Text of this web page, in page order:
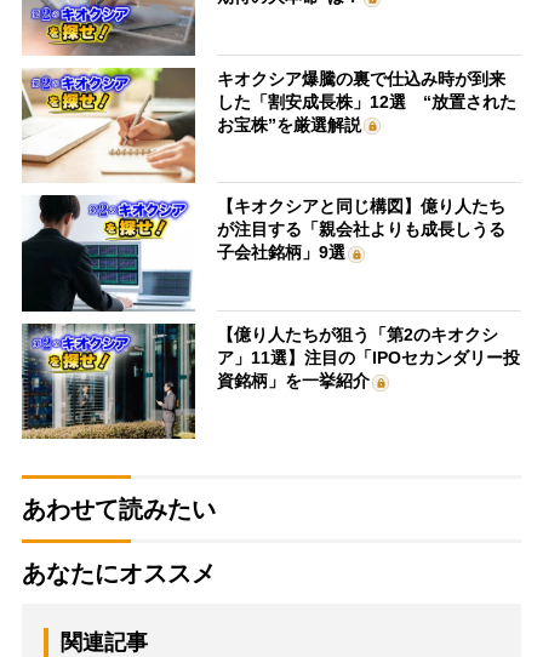
キオクシア爆騰の裏で仕込み時が到来
した「割安成長株」12選 “放置された
お宝株”を厳選解説
【キオクシアと同じ構図】億り人たち
が注目する「親会社よりも成長しうる
子会社銘柄」9選
【億り人たちが狙う「第2のキオクシ
ア」11選】注目の「IPOセカンダリー投
資銘柄」を一挙紹介
あわせて読みたい
あなたにオススメ
関連記事